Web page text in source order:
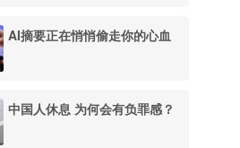
AI摘要正在悄悄偷走你的心血
中国人休息 为何会有负罪感？